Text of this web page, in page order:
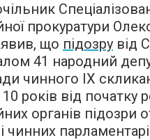
прокуратури
що підозру від
41 народний
чинного IX
років від початку
органів підозри
чинних